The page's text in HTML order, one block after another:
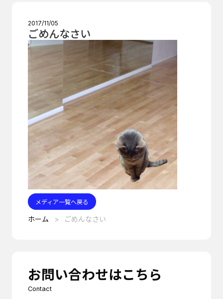
2017/11/05
ごめんなさい
メディア一覧へ戻る
ホーム ごめんなさい
お問い合わせはこちら
Contact